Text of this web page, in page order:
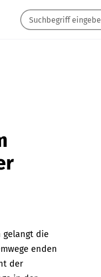
gelangt die
enden
der